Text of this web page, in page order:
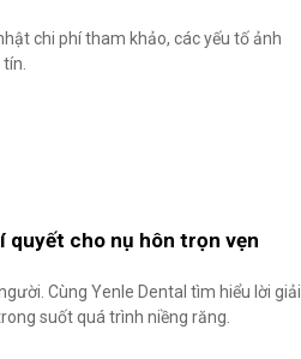
chi phí tham khảo, các yếu tố ảnh
quyết cho nụ hôn trọn vẹn
Cùng Yenle Dental tìm hiểu lời giải
suốt quá trình niềng răng.